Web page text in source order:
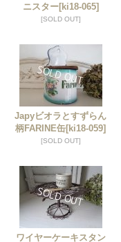
ニスター[ki18-065]
[SOLD OUT]
Japyビオラとすずらん
柄FARINE缶[ki18-059]
[SOLD OUT]
ワイヤーケーキスタン